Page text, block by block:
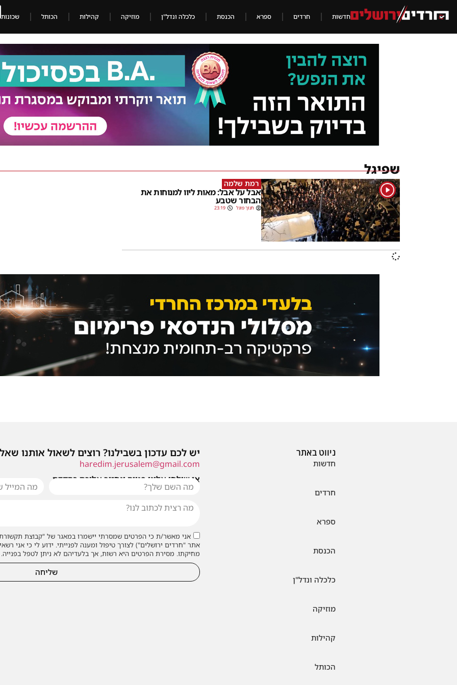
חדשות חרדים ספרא הכנסת כלכלה ונדל"ן מוזיקה קהילות הכותל שכונות
שפיגל
1 רמת שלמה
אבל על אבל: מאות ליוו למנוחות את
הבחור שטבע
חנוך פוגל 23:19
ניווט באתר
חדשות
חרדים
ספרא
הכנסת
כלכלה ונדל"ן
מוזיקה
קהילות
הכותל
יש לכם עדכון בשבילנו? רוצים לשאול אותנו
haredim.jerusalem@gmail.com
או שילחו אלינו פנייה ונחזור אליכם בהקדם
אני מאשר/ת כי הפרטים שמסרתי יישמרו במאגר של "קבוצת
אתר "חרדים ירושלים") לצורך טיפול ומענה לפנייתי. ידוע לי כי אני
מחיקתו. מסירת הפרטים היא רשות, אך בלעדיהם לא ניתן לטפל
שליחה